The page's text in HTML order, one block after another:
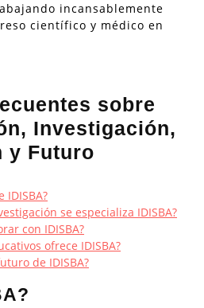
incansablemente
científico y médico en
sobre
Investigación,
y Futuro
IDISBA?
se especializa IDISBA?
con IDISBA?
ofrece IDISBA?
de IDISBA?